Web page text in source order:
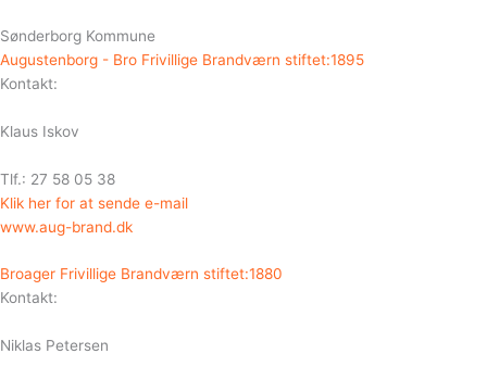
Sønderborg Kommune
Augustenborg - Bro Frivillige Brandværn stiftet:1895
Kontakt:
Klaus Iskov
Tlf.: 27 58 05 38
Klik her for at sende e-mail
www.aug-brand.dk
Broager Frivillige Brandværn stiftet:1880
Kontakt:
Niklas Petersen